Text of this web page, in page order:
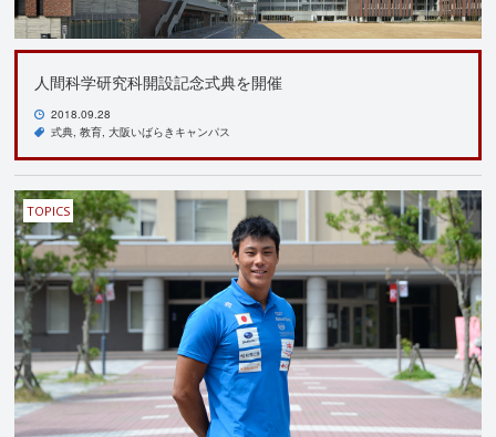
人間科学研究科開設記念式典を開催
2018.09.28
式典 教育 大阪いばらきキャンパス
TOPICS